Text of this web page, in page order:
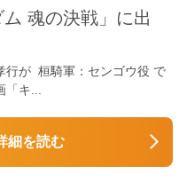
魂の決戦」に出
行が 桓騎軍：センゴウ役 で
キ...
細を読む